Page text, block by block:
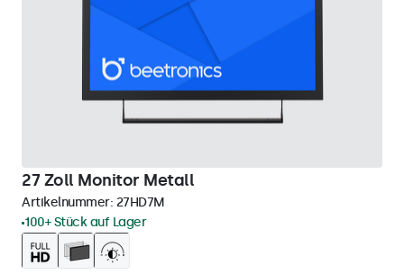
27 Zoll Monitor Metall
Artikelnummer: 27HD7M
100+ Stück auf Lager